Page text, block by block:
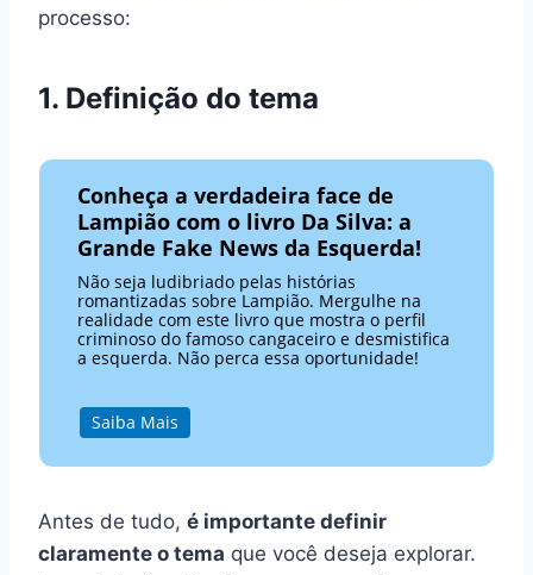
processo:
1. Definição do tema
Conheça a verdadeira face de
Lampião com o livro Da Silva: a
Grande Fake News da Esquerda!
Não seja ludibriado pelas histórias
romantizadas sobre Lampião. Mergulhe na
realidade com este livro que mostra o perfil
criminoso do famoso cangaceiro e desmistifica
a esquerda. Não perca essa oportunidade!
Saiba Mais
Antes de tudo, é importante definir
claramente o tema que você deseja explorar.